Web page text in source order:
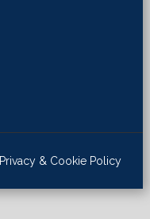
Privacy & Cookie Policy